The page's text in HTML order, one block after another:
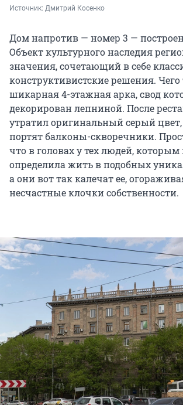
Источник: Дмитрий Косенко
Дом напротив — номер 3 — построен
Объект культурного наследия
значения, сочетающий в себе
конструктивистские решения. Чего
шикарная 4-этажная арка, свод
декорирован лепниной. После
утратил оригинальный серый
портят балконы-скворечники.
что в головах у тех людей, которым
определила жить в подобных
а они вот так калечат ее,
несчастные клочки собственности.